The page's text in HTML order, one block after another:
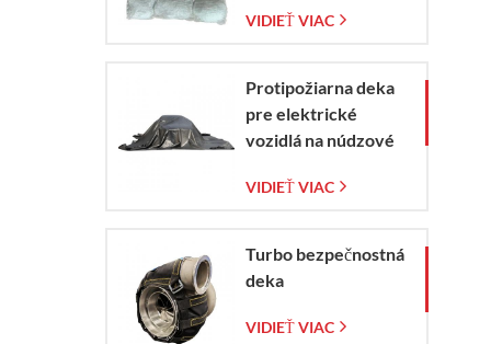
sklenených vlákien
VIDIEŤ VIAC
Protipožiarna deka
pre elektrické
vozidlá na núdzové
elektromobilov a
VIDIEŤ VIAC
Turbo bezpečnostná
deka
VIDIEŤ VIAC